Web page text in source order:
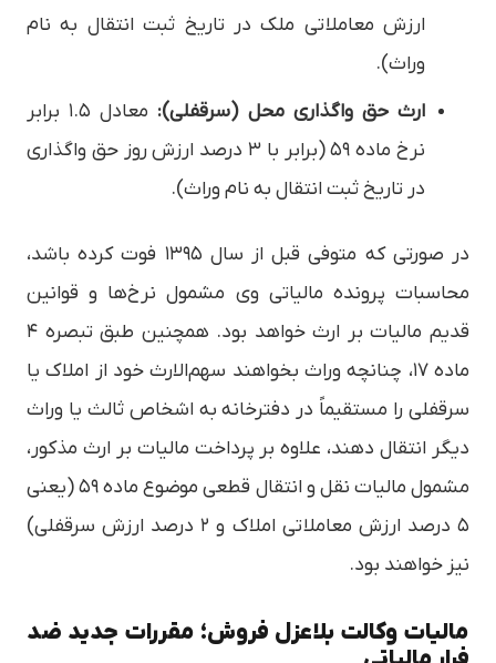
ارزش معاملاتی ملک در تاریخ ثبت انتقال به نام
وراث).
ارث حق واگذاری محل (سرقفلی):
معادل ۱.۵ برابر
نرخ ماده ۵۹ (برابر با ۳ درصد ارزش روز حق واگذاری
در تاریخ ثبت انتقال به نام وراث).
در صورتی که متوفی قبل از سال ۱۳۹۵ فوت کرده باشد،
محاسبات پرونده مالیاتی وی مشمول نرخ‌ها و قوانین
قدیم مالیات بر ارث خواهد بود. همچنین طبق تبصره ۴
ماده ۱۷، چنانچه وراث بخواهند سهم‌الارث خود از املاک یا
سرقفلی را مستقیماً در دفترخانه به اشخاص ثالث یا وراث
دیگر انتقال دهند، علاوه بر پرداخت مالیات بر ارث مذکور،
مشمول مالیات نقل و انتقال قطعی موضوع ماده ۵۹ (یعنی
۵ درصد ارزش معاملاتی املاک و ۲ درصد ارزش سرقفلی)
نیز خواهند بود.
مالیات وکالت بلاعزل فروش؛ مقررات جدید ضد